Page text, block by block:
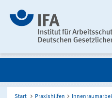
Start Praxishilfen